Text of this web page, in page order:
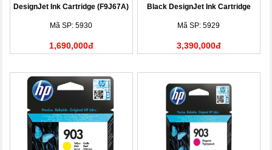
DesignJet Ink Cartridge (F9J67A)
Mã SP: 5930
1,690,000đ
Black DesignJet Ink Cartridge
Mã SP: 5929
3,390,000đ